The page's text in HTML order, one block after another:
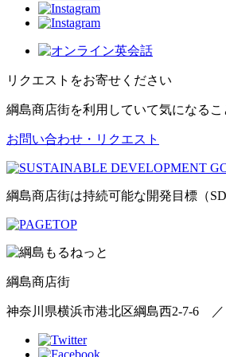
リクエストをお寄せください
綱島商店街を利用していて気になる
お問い合わせ・リクエスト
綱島商店街は持続可能な開発目標（
綱島商店街
神奈川県横浜市港北区綱島西2-7-6 ／